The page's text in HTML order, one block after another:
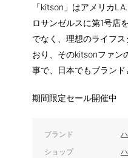
「kitson」はアメリカ
ロサンゼルスに第1号店
でなく、理想のライフ
おり、そのkitsonファン
事で、日本でもブラン
期間限定セール開催中
ブランド
ショップ